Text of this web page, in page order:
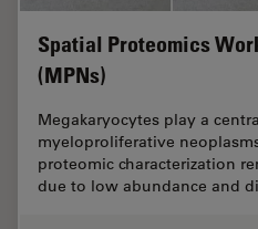
Spatial Proteomics
(MPNs)
Megakaryocytes play a
myeloproliferative
proteomic characterization
due to low abundance and